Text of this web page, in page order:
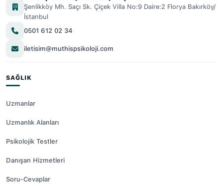
Şenlikköy Mh. Saçı Sk. Çiçek Villa No:9 Daire:2 Florya Bakırköy/
İstanbul
0501 612 02 34
iletisim@muthispsikoloji.com
SAĞLIK
Uzmanlar
Uzmanlık Alanları
Psikolojik Testler
Danışan Hizmetleri
Soru-Cevaplar